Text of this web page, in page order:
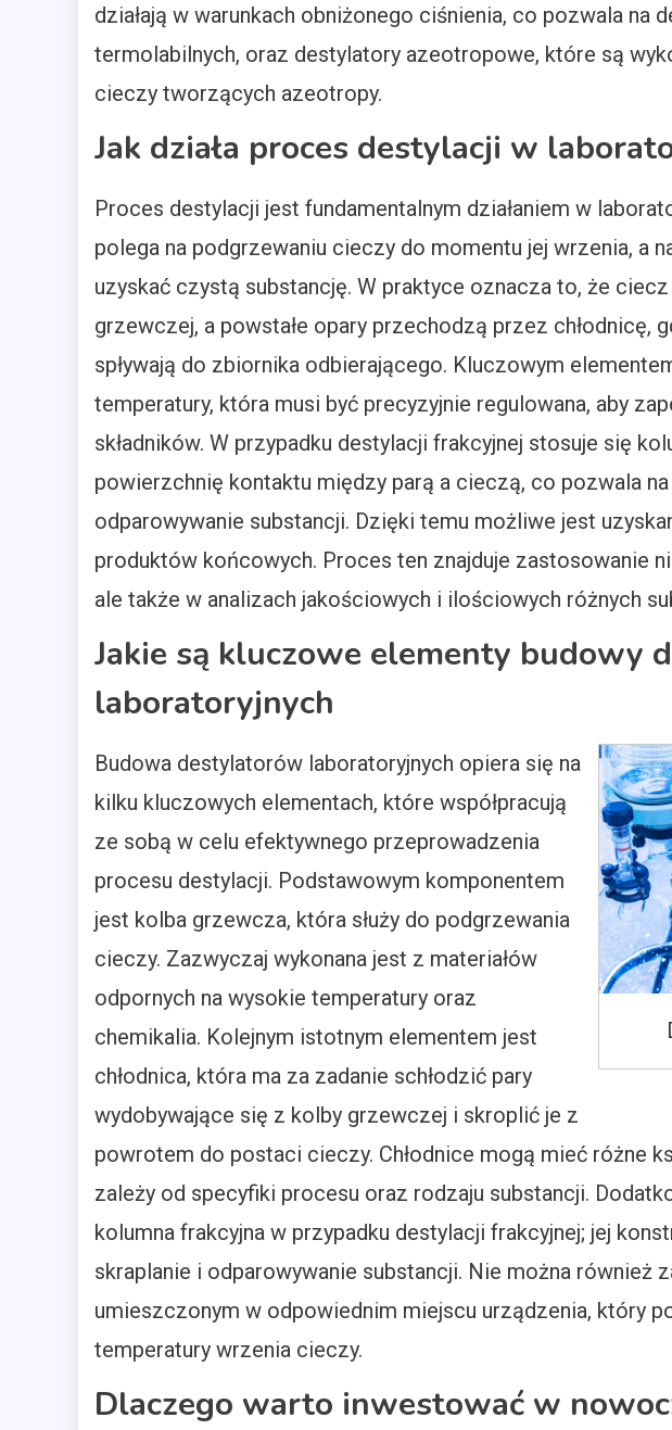
działają w warunkach obniżonego ciśnienia, co pozwala na
termolabilnych, oraz destylatory azeotropowe, które są
cieczy tworzących azeotropy.
Jak działa proces destylacji w
Proces destylacji jest fundamentalnym działaniem w
polega na podgrzewaniu cieczy do momentu jej wrzenia, a
uzyskać czystą substancję. W praktyce oznacza to, że
grzewczej, a powstałe opary przechodzą przez chłodnicę,
spływają do zbiornika odbierającego. Kluczowym
temperatury, która musi być precyzyjnie regulowana, aby
składników. W przypadku destylacji frakcyjnej stosuje się
powierzchnię kontaktu między parą a cieczą, co pozwala
odparowywanie substancji. Dzięki temu możliwe jest
produktów końcowych. Proces ten znajduje zastosowanie
ale także w analizach jakościowych i ilościowych różnych
Jakie są kluczowe elementy budowy
laboratoryjnych
Budowa destylatorów laboratoryjnych opiera się na
kilku kluczowych elementach, które współpracują
ze sobą w celu efektywnego przeprowadzenia
procesu destylacji. Podstawowym komponentem
jest kolba grzewcza, która służy do podgrzewania
cieczy. Zazwyczaj wykonana jest z materiałów
odpornych na wysokie temperatury oraz
chemikalia. Kolejnym istotnym elementem jest
chłodnica, która ma za zadanie schłodzić pary
wydobywające się z kolby grzewczej i skroplić je z
powrotem do postaci cieczy. Chłodnice mogą mieć różne
zależy od specyfiki procesu oraz rodzaju substancji.
kolumna frakcyjna w przypadku destylacji frakcyjnej; jej
skraplanie i odparowywanie substancji. Nie można również
umieszczonym w odpowiednim miejscu urządzenia, który
temperatury wrzenia cieczy.
Dlaczego warto inwestować w